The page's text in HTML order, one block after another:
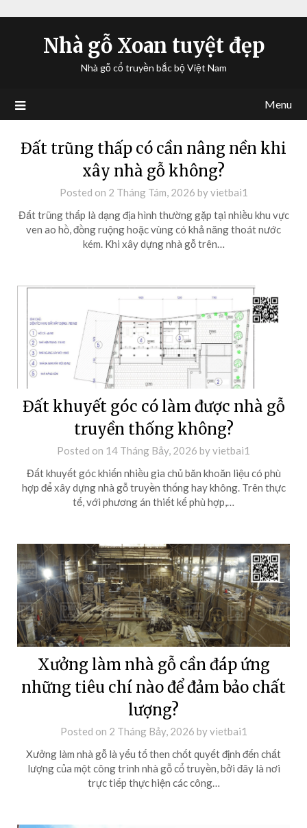
Nhà gỗ Xoan tuyệt đẹp
Nhà gỗ cổ truyền bắc bộ Việt Nam
Menu
Đất trũng thấp có cần nâng nền khi
xây nhà gỗ không?
Posted on 2 Tháng Tám, 2026 byvietbai1
Đất trũng thấp là dạng địa hình thường gặp tại nhiều khu vực
ven ao hồ, đồng ruộng hoặc vùng có khả năng thoát nước
kém. Khi xây dựng nhà gỗ trên…
Đất khuyết góc có làm được nhà gỗ
truyền thống không?
Posted on 14 Tháng Bảy, 2026 byvietbai1
Đất khuyết góc khiến nhiều gia chủ băn khoăn liệu có phù
hợp để xây dựng nhà gỗ truyền thống hay không. Trên thực
tế, với phương án thiết kế phù hợp,…
Xưởng làm nhà gỗ cần đáp ứng
những tiêu chí nào để đảm bảo chất
lượng?
Posted on 2 Tháng Bảy, 2026 byvietbai1
Xưởng làm nhà gỗ là yếu tố then chốt quyết định đến chất
lượng của một công trình nhà gỗ cổ truyền, bởi đây là nơi
trực tiếp thực hiện các công…